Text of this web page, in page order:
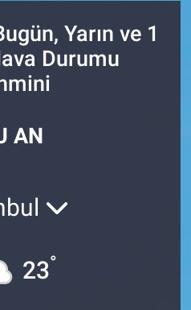
Yarın ve 1
Durumu
AN
23°
ve Fikstür